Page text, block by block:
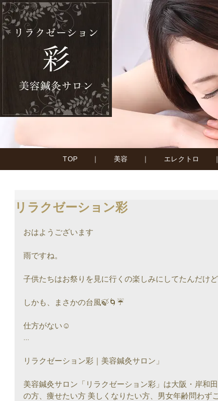
TOP ｜ 美容 ｜ エレクトロ
リラクゼーション彩
おはようございます
雨ですね。
子供たちはお祭りを見に行くの楽しみにしてたんだけ
しかも、まさかの台風🍃🌀☔
仕方がない☺
...
リラクゼーション彩｜美容鍼灸サロン」
美容鍼灸サロン「リラクゼーション彩」は大阪・岸和
の方、痩せたい方 美しくなりたい方、男女年齢問わず